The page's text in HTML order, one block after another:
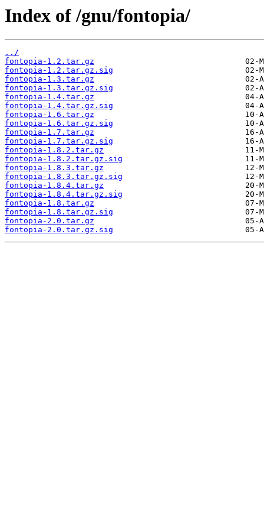
Index of /gnu/fontopia/
../
fontopia-1.2.tar.gz
fontopia-1.2.tar.gz.sig
fontopia-1.3.tar.gz
fontopia-1.3.tar.gz.sig
fontopia-1.4.tar.gz
fontopia-1.4.tar.gz.sig
fontopia-1.6.tar.gz
fontopia-1.6.tar.gz.sig
fontopia-1.7.tar.gz
fontopia-1.7.tar.gz.sig
fontopia-1.8.2.tar.gz
fontopia-1.8.2.tar.gz.sig
fontopia-1.8.3.tar.gz
fontopia-1.8.3.tar.gz.sig
fontopia-1.8.4.tar.gz
fontopia-1.8.4.tar.gz.sig
fontopia-1.8.tar.gz
fontopia-1.8.tar.gz.sig
fontopia-2.0.tar.gz
fontopia-2.0.tar.gz.sig